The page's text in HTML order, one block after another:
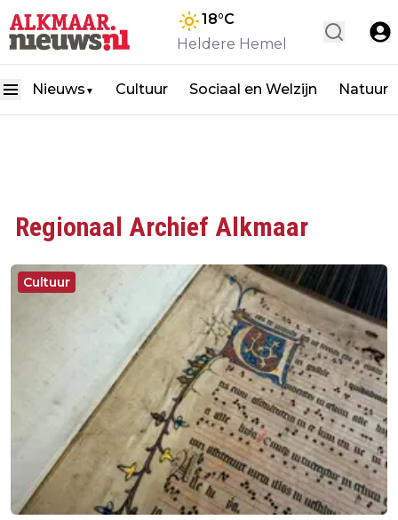
18°C
Heldere Hemel
Nieuws ▼ Cultuur Sociaal en Welzijn Natuur
Regionaal Archief Alkmaar
Cultuur